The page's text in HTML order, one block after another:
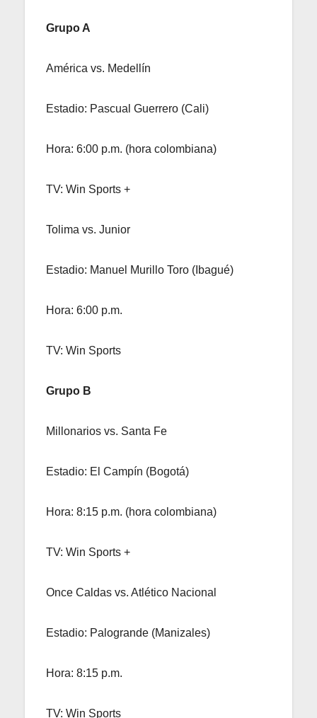
Grupo A
América vs. Medellín
Estadio: Pascual Guerrero (Cali)
Hora: 6:00 p.m. (hora colombiana)
TV: Win Sports +
Tolima vs. Junior
Estadio: Manuel Murillo Toro (Ibagué)
Hora: 6:00 p.m.
TV: Win Sports
Grupo B
Millonarios vs. Santa Fe
Estadio: El Campín (Bogotá)
Hora: 8:15 p.m. (hora colombiana)
TV: Win Sports +
Once Caldas vs. Atlético Nacional
Estadio: Palogrande (Manizales)
Hora: 8:15 p.m.
TV: Win Sports